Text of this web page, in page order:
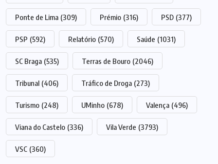
Ponte de Lima (309) Prémio (316) PSD (377)
PSP (592) Relatório (570) Saúde (1031)
SC Braga (535) Terras de Bouro (2046)
Tribunal (406) Tráfico de Droga (273)
Turismo (248) UMinho (678) Valença (496)
Viana do Castelo (336) Vila Verde (3793)
VSC (360)